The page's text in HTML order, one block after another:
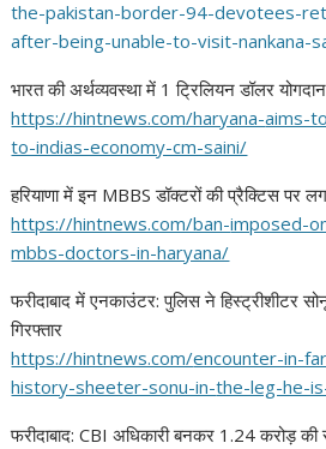
the-pakistan-border-94-devotees-
after-being-unable-to-visit-nankana-
भारत की अर्थव्यवस्था में 1 ट्रिलियन डॉलर
https://hintnews.com/haryana-aims-
to-indias-economy-cm-saini/
हरियाणा में इन MBBS डॉक्टरों की प्रैक्टिस पर
https://hintnews.com/ban-imposed-
mbbs-doctors-in-haryana/
फरीदाबाद में एनकाउंटर: पुलिस ने हिस्ट्रीशीटर
गिरफ्तार
https://hintnews.com/encounter-in-
history-sheeter-sonu-in-the-leg-he-
फरीदाबाद: CBI अधिकारी बनकर 1.24 करोड़ की